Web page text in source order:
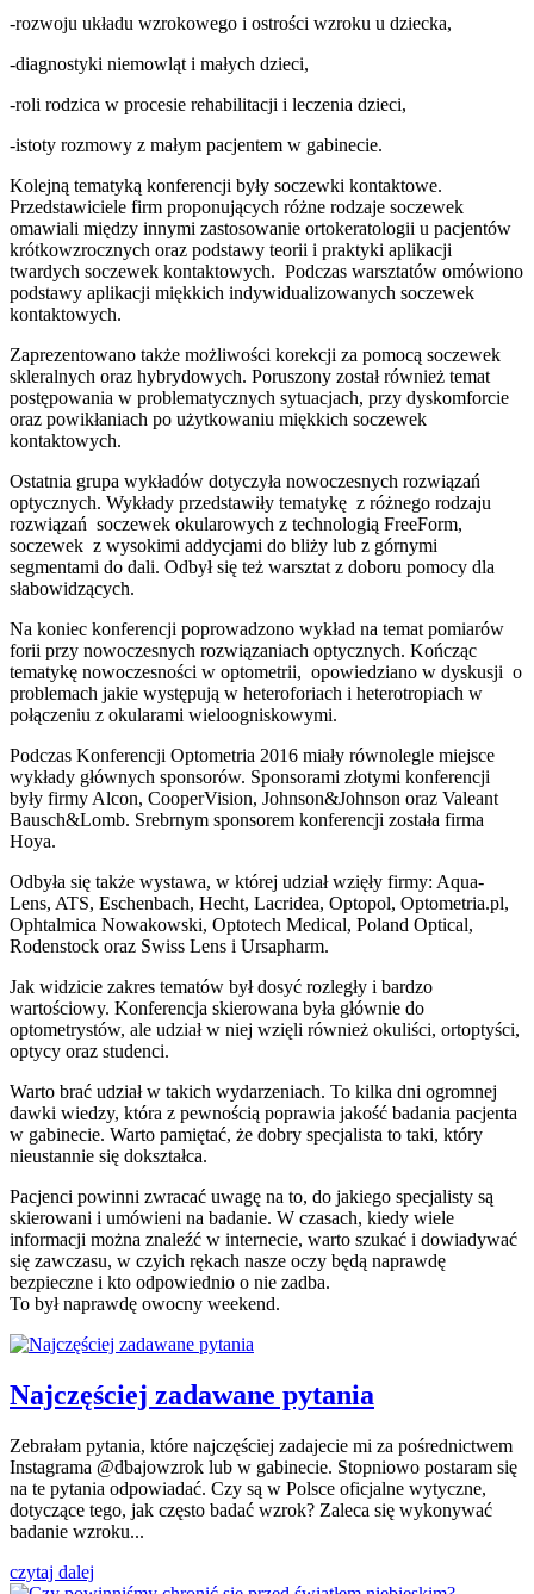
-rozwoju układu wzrokowego i ostrości wzroku u dziecka,
-diagnostyki niemowląt i małych dzieci,
-roli rodzica w procesie rehabilitacji i leczenia dzieci,
-istoty rozmowy z małym pacjentem w gabinecie.
Kolejną tematyką konferencji były soczewki kontaktowe.
Przedstawiciele firm proponujących różne rodzaje soczewek
omawiali między innymi zastosowanie ortokeratologii u pacjentów
krótkowzrocznych oraz podstawy teorii i praktyki aplikacji
twardych soczewek kontaktowych. Podczas warsztatów omówiono
podstawy aplikacji miękkich indywidualizowanych soczewek
kontaktowych.
Zaprezentowano także możliwości korekcji za pomocą soczewek
skleralnych oraz hybrydowych. Poruszony został również temat
postępowania w problematycznych sytuacjach, przy dyskomforcie
oraz powikłaniach po użytkowaniu miękkich soczewek
kontaktowych.
Ostatnia grupa wykładów dotyczyła nowoczesnych rozwiązań
optycznych. Wykłady przedstawiły tematykę z różnego rodzaju
rozwiązań soczewek okularowych z technologią FreeForm,
soczewek z wysokimi addycjami do bliży lub z górnymi
segmentami do dali. Odbył się też warsztat z doboru pomocy dla
słabowidzących.
Na koniec konferencji poprowadzono wykład na temat pomiarów
forii przy nowoczesnych rozwiązaniach optycznych. Kończąc
tematykę nowoczesności w optometrii, opowiedziano w dyskusji o
problemach jakie występują w heteroforiach i heterotropiach w
połączeniu z okularami wieloogniskowymi.
Podczas Konferencji Optometria 2016 miały równolegle miejsce
wykłady głównych sponsorów. Sponsorami złotymi konferencji
były firmy Alcon, CooperVision, Johnson&Johnson oraz Valeant
Bausch&Lomb. Srebrnym sponsorem konferencji została firma
Hoya.
Odbyła się także wystawa, w której udział wzięły firmy: Aqua-
Lens, ATS, Eschenbach, Hecht, Lacridea, Optopol, Optometria.pl,
Ophtalmica Nowakowski, Optotech Medical, Poland Optical,
Rodenstock oraz Swiss Lens i Ursapharm.
Jak widzicie zakres tematów był dosyć rozległy i bardzo
wartościowy. Konferencja skierowana była głównie do
optometrystów, ale udział w niej wzięli również okuliści, ortoptyści,
optycy oraz studenci.
Warto brać udział w takich wydarzeniach. To kilka dni ogromnej
dawki wiedzy, która z pewnością poprawia jakość badania pacjenta
w gabinecie. Warto pamiętać, że dobry specjalista to taki, który
nieustannie się dokształca.
Pacjenci powinni zwracać uwagę na to, do jakiego specjalisty są
skierowani i umówieni na badanie. W czasach, kiedy wiele
informacji można znaleźć w internecie, warto szukać i dowiadywać
się zawczasu, w czyich rękach nasze oczy będą naprawdę
bezpieczne i kto odpowiednio o nie zadba.
To był naprawdę owocny weekend.
Najczęściej zadawane pytania
Zebrałam pytania, które najczęściej zadajecie mi za pośrednictwem
Instagrama @dbajowzrok lub w gabinecie. Stopniowo postaram się
na te pytania odpowiadać. Czy są w Polsce oficjalne wytyczne,
dotyczące tego, jak często badać wzrok? Zaleca się wykonywać
badanie wzroku...
czytaj dalej